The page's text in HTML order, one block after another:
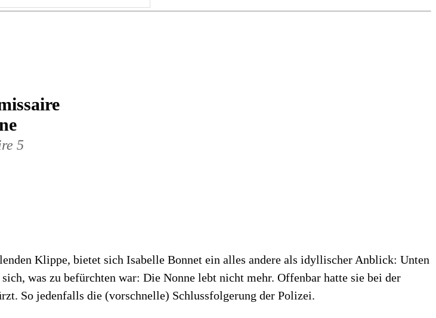
5
Klippe, bietet sich Isabelle Bonnet ein alles andere als idyllischer Anblick: Unten
was zu befürchten war: Die Nonne lebt nicht mehr. Offenbar hatte sie bei der
So jedenfalls die (vorschnelle) Schlussfolgerung der Polizei.